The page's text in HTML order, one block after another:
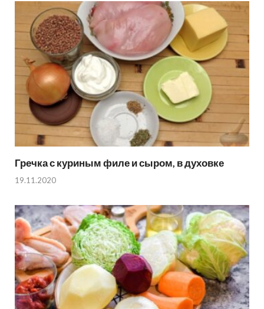
Гречка с куриным филе и сыром, в духовке
19.11.2020